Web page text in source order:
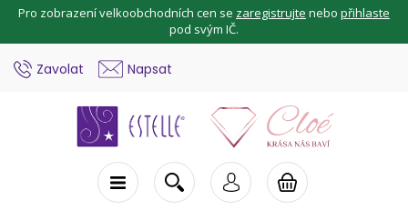
Pro zobrazení velkoobchodních cen se zaregistrujte nebo přihlaste
pod svým IČ.
Zavolat Napsat